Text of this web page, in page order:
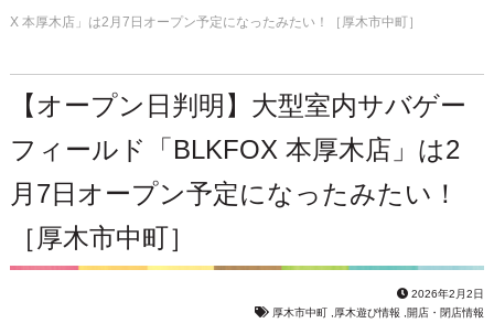
X 本厚木店」は2月7日オープン予定になったみたい！［厚木市中町］
【オープン日判明】大型室内サバゲー
フィールド「BLKFOX 本厚木店」は2
月7日オープン予定になったみたい！
［厚木市中町］
2026年2月2日
厚木市中町
厚木遊び情報 開店・閉店情報